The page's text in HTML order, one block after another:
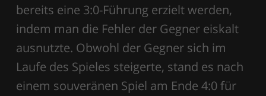
bereits eine 3:0-Führung erzielt werden,
indem man die Fehler der Gegner eiskalt
ausnutzte. Obwohl der Gegner sich im
Laufe des Spieles steigerte, stand es nach
einem souveränen Spiel am Ende 4:0 für